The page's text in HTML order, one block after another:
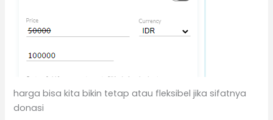
harga bisa kita bikin tetap atau fleksibel jika sifatnya
donasi